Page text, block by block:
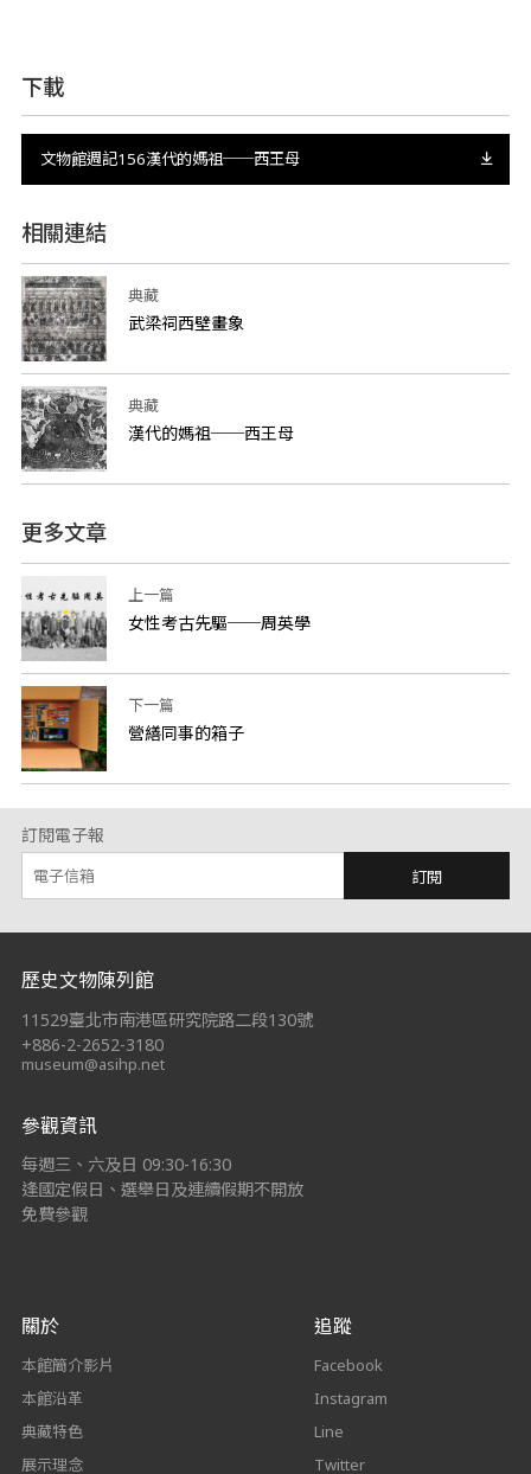
下載
文物館週記156漢代的媽祖──西王母
相關連結
典藏
武梁祠西壁畫象
典藏
漢代的媽祖──西王母
更多文章
上一篇
女性考古先驅──周英學
下一篇
營繕同事的箱子
訂閱電子報
訂閱
:::
歷史文物陳列館
11529臺北市南港區研究院路二段130號
+886-2-2652-3180
museum@asihp.net
參觀資訊
每週三、六及日 09:30-16:30
逢國定假日、選舉日及連續假期不開放
免費參觀
關於
本館簡介影片
本館沿革
典藏特色
展示理念
追蹤
Facebook
Instagram
Line
Twitter